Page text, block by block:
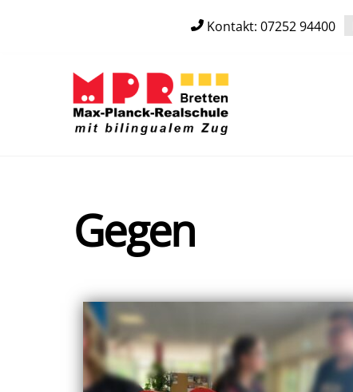
Kontakt: 07252 94400
Gegen